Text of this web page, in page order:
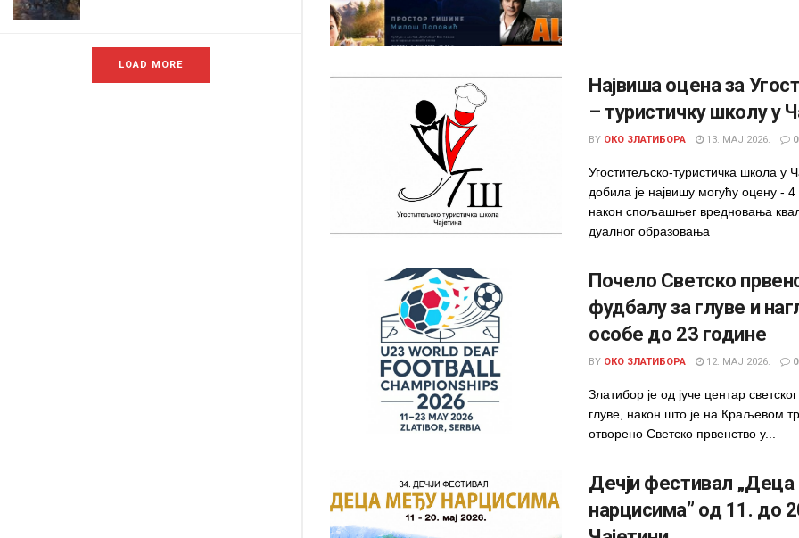
LOAD MORE
Највиша оцена за
– туристичку школу у
BY ОКО ЗЛАТИБОРА 13. МАЈ 2026. 0
Угоститељско-туристичка школа у
добила је највишу могућу оцену -
након спољашњег вредновања
дуалног образовања
Почело Светско
фудбалу за глуве и
особе до 23 године
BY ОКО ЗЛАТИБОРА 12. МАЈ 2026. 0
Златибор је од јуче центар
глуве, након што је на Краљевом
отворено Светско првенство у...
Дечји фестивал „Деца
нарцисима” од 11. до